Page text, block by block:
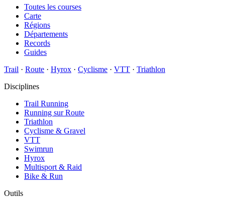
Toutes les courses
Carte
Régions
Départements
Records
Guides
Trail · Route · Hyrox · Cyclisme · VTT · Triathlon
Disciplines
Trail Running
Running sur Route
Triathlon
Cyclisme & Gravel
VTT
Swimrun
Hyrox
Multisport & Raid
Bike & Run
Outils